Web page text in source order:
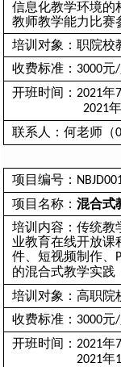
信息化教学环境的
教师教学能力比赛
培训对象：职院校
收费标准： 3000元/
开班时间： 2021年7
2021年
联系人：何老师（
项目编号：
项目名称： 混合式
培训内容：传统教
业教育在线开放课
件、短视频制作、
的混合式教学实践
培训对象：高职院
收费标准： 3000元/
开班时间： 2021年7
2021年